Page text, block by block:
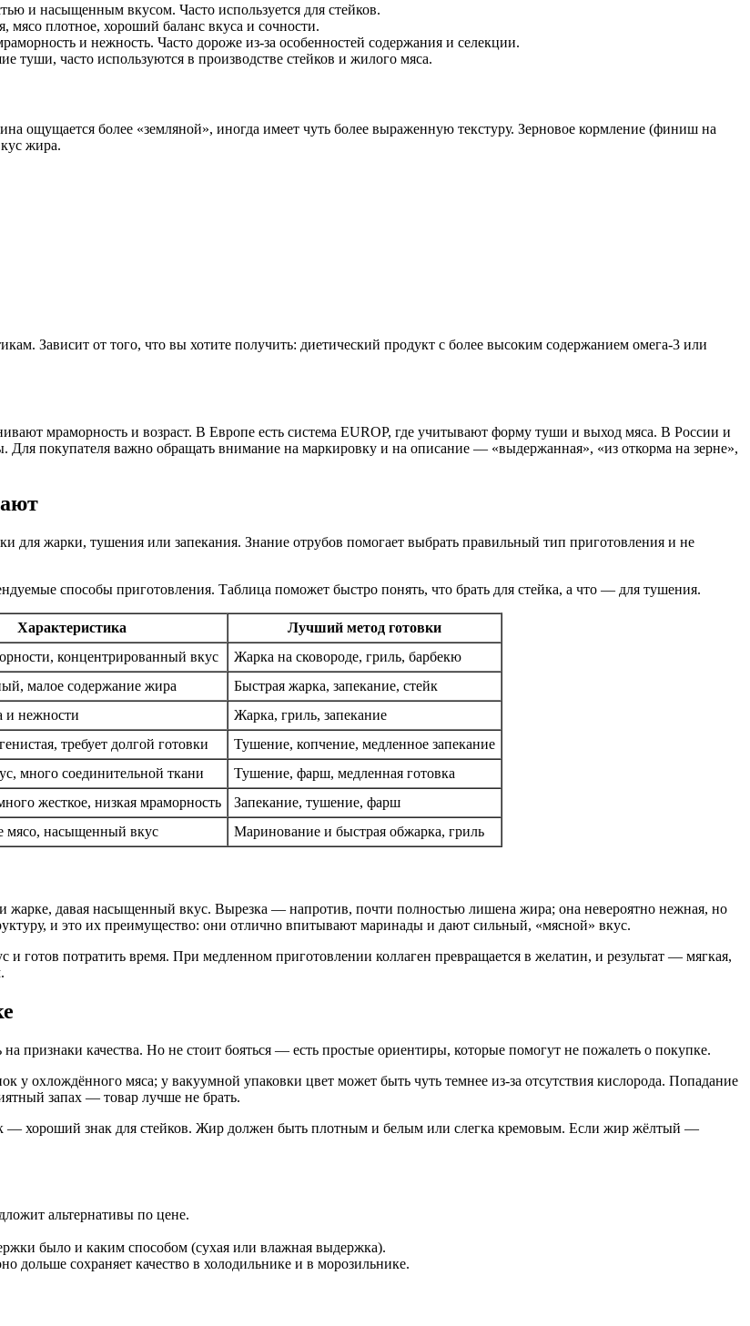
и насыщенным вкусом. Часто используется для стейков.
плотное, хороший баланс вкуса и сочности.
и нежность. Часто дороже из‑за особенностей содержания и селекции.
туши, часто используются в производстве стейков и жилого мяса.
ощущается более «земляной», иногда имеет чуть более выраженную текстуру. Зерновое кормление (финиш на
жира.
Зависит от того, что вы хотите получить: диетический продукт с более высоким содержанием омега‑3 или
мраморность и возраст. В Европе есть система EUROP, где учитывают форму туши и выход мяса. В России и
Для покупателя важно обращать внимание на маркировку и на описание — «выдержанная», «из откорма на зерне»,
жарки, тушения или запекания. Знание отрубов помогает выбрать правильный тип приготовления и не
способы приготовления. Таблица поможет быстро понять, что брать для стейка, а что — для тушения.
Характеристика
Лучший метод готовки
концентрированный вкус
Жарка на сковороде, гриль, барбекю
малое содержание жира
Быстрая жарка, запекание, стейк
и нежности
Жарка, гриль, запекание
требует долгой готовки
Тушение, копчение, медленное запекание
много соединительной ткани
Тушение, фарш, медленная готовка
жесткое, низкая мраморность
Запекание, тушение, фарш
мясо, насыщенный вкус Маринование и быстрая обжарка, гриль
жарке, давая насыщенный вкус. Вырезка — напротив, почти полностью лишена жира; она невероятно нежная, но
и это их преимущество: они отлично впитывают маринады и дают сильный, «мясной» вкус.
готов потратить время. При медленном приготовлении коллаген превращается в желатин, и результат — мягкая,
признаки качества. Но не стоит бояться — есть простые ориентиры, которые помогут не пожалеть о покупке.
у охлождённого мяса; у вакуумной упаковки цвет может быть чуть темнее из‑за отсутствия кислорода. Попадание
запах — товар лучше не брать.
— хороший знак для стейков. Жир должен быть плотным и белым или слегка кремовым. Если жир жёлтый —
альтернативы по цене.
было и каким способом (сухая или влажная выдержка).
дольше сохраняет качество в холодильнике и в морозильнике.